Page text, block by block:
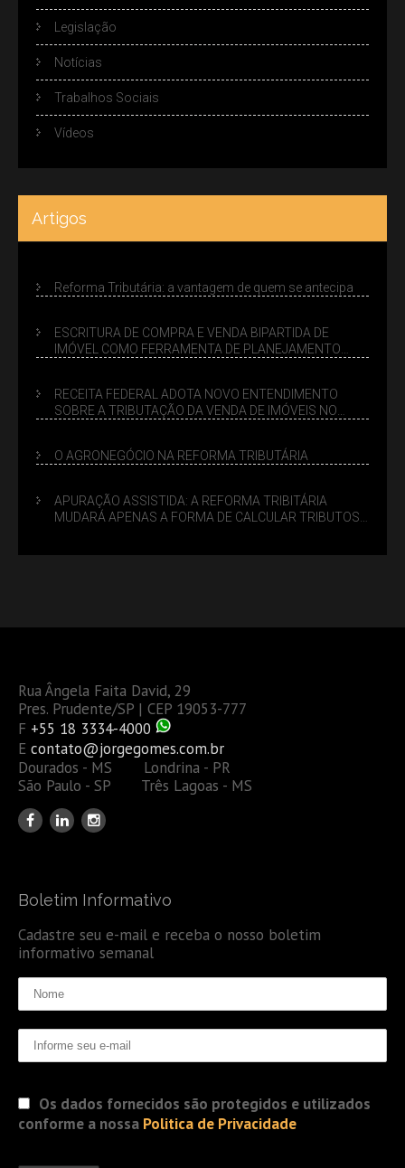
Legislação
Notícias
Trabalhos Sociais
Vídeos
Artigos
Reforma Tributária: a vantagem de quem se antecipa
ESCRITURA DE COMPRA E VENDA BIPARTIDA DE
IMÓVEL COMO FERRAMENTA DE PLANEJAMENTO
RECEITA FEDERAL ADOTA NOVO ENTENDIMENTO
SOBRE A TRIBUTAÇÃO DA VENDA DE IMÓVEIS NO
O AGRONEGÓCIO NA REFORMA TRIBUTÁRIA
APURAÇÃO ASSISTIDA: A REFORMA TRIBITÁRIA
MUDARÁ APENAS A FORMA DE CALCULAR TRIBUTOS
Rua Ângela Faita David, 29
Pres. Prudente/SP | CEP 19053-777
F +55 18 3334-4000
E contato@jorgegomes.com.br
Dourados - MS Londrina - PR
São Paulo - SP Três Lagoas - MS
Boletim Informativo
Cadastre seu e-mail e receba o nosso boletim
informativo semanal
Os dados fornecidos são protegidos e utilizados
conforme a nossa Politica de Privacidade